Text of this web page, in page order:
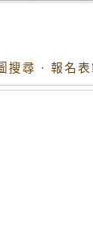
搜尋 · 報名